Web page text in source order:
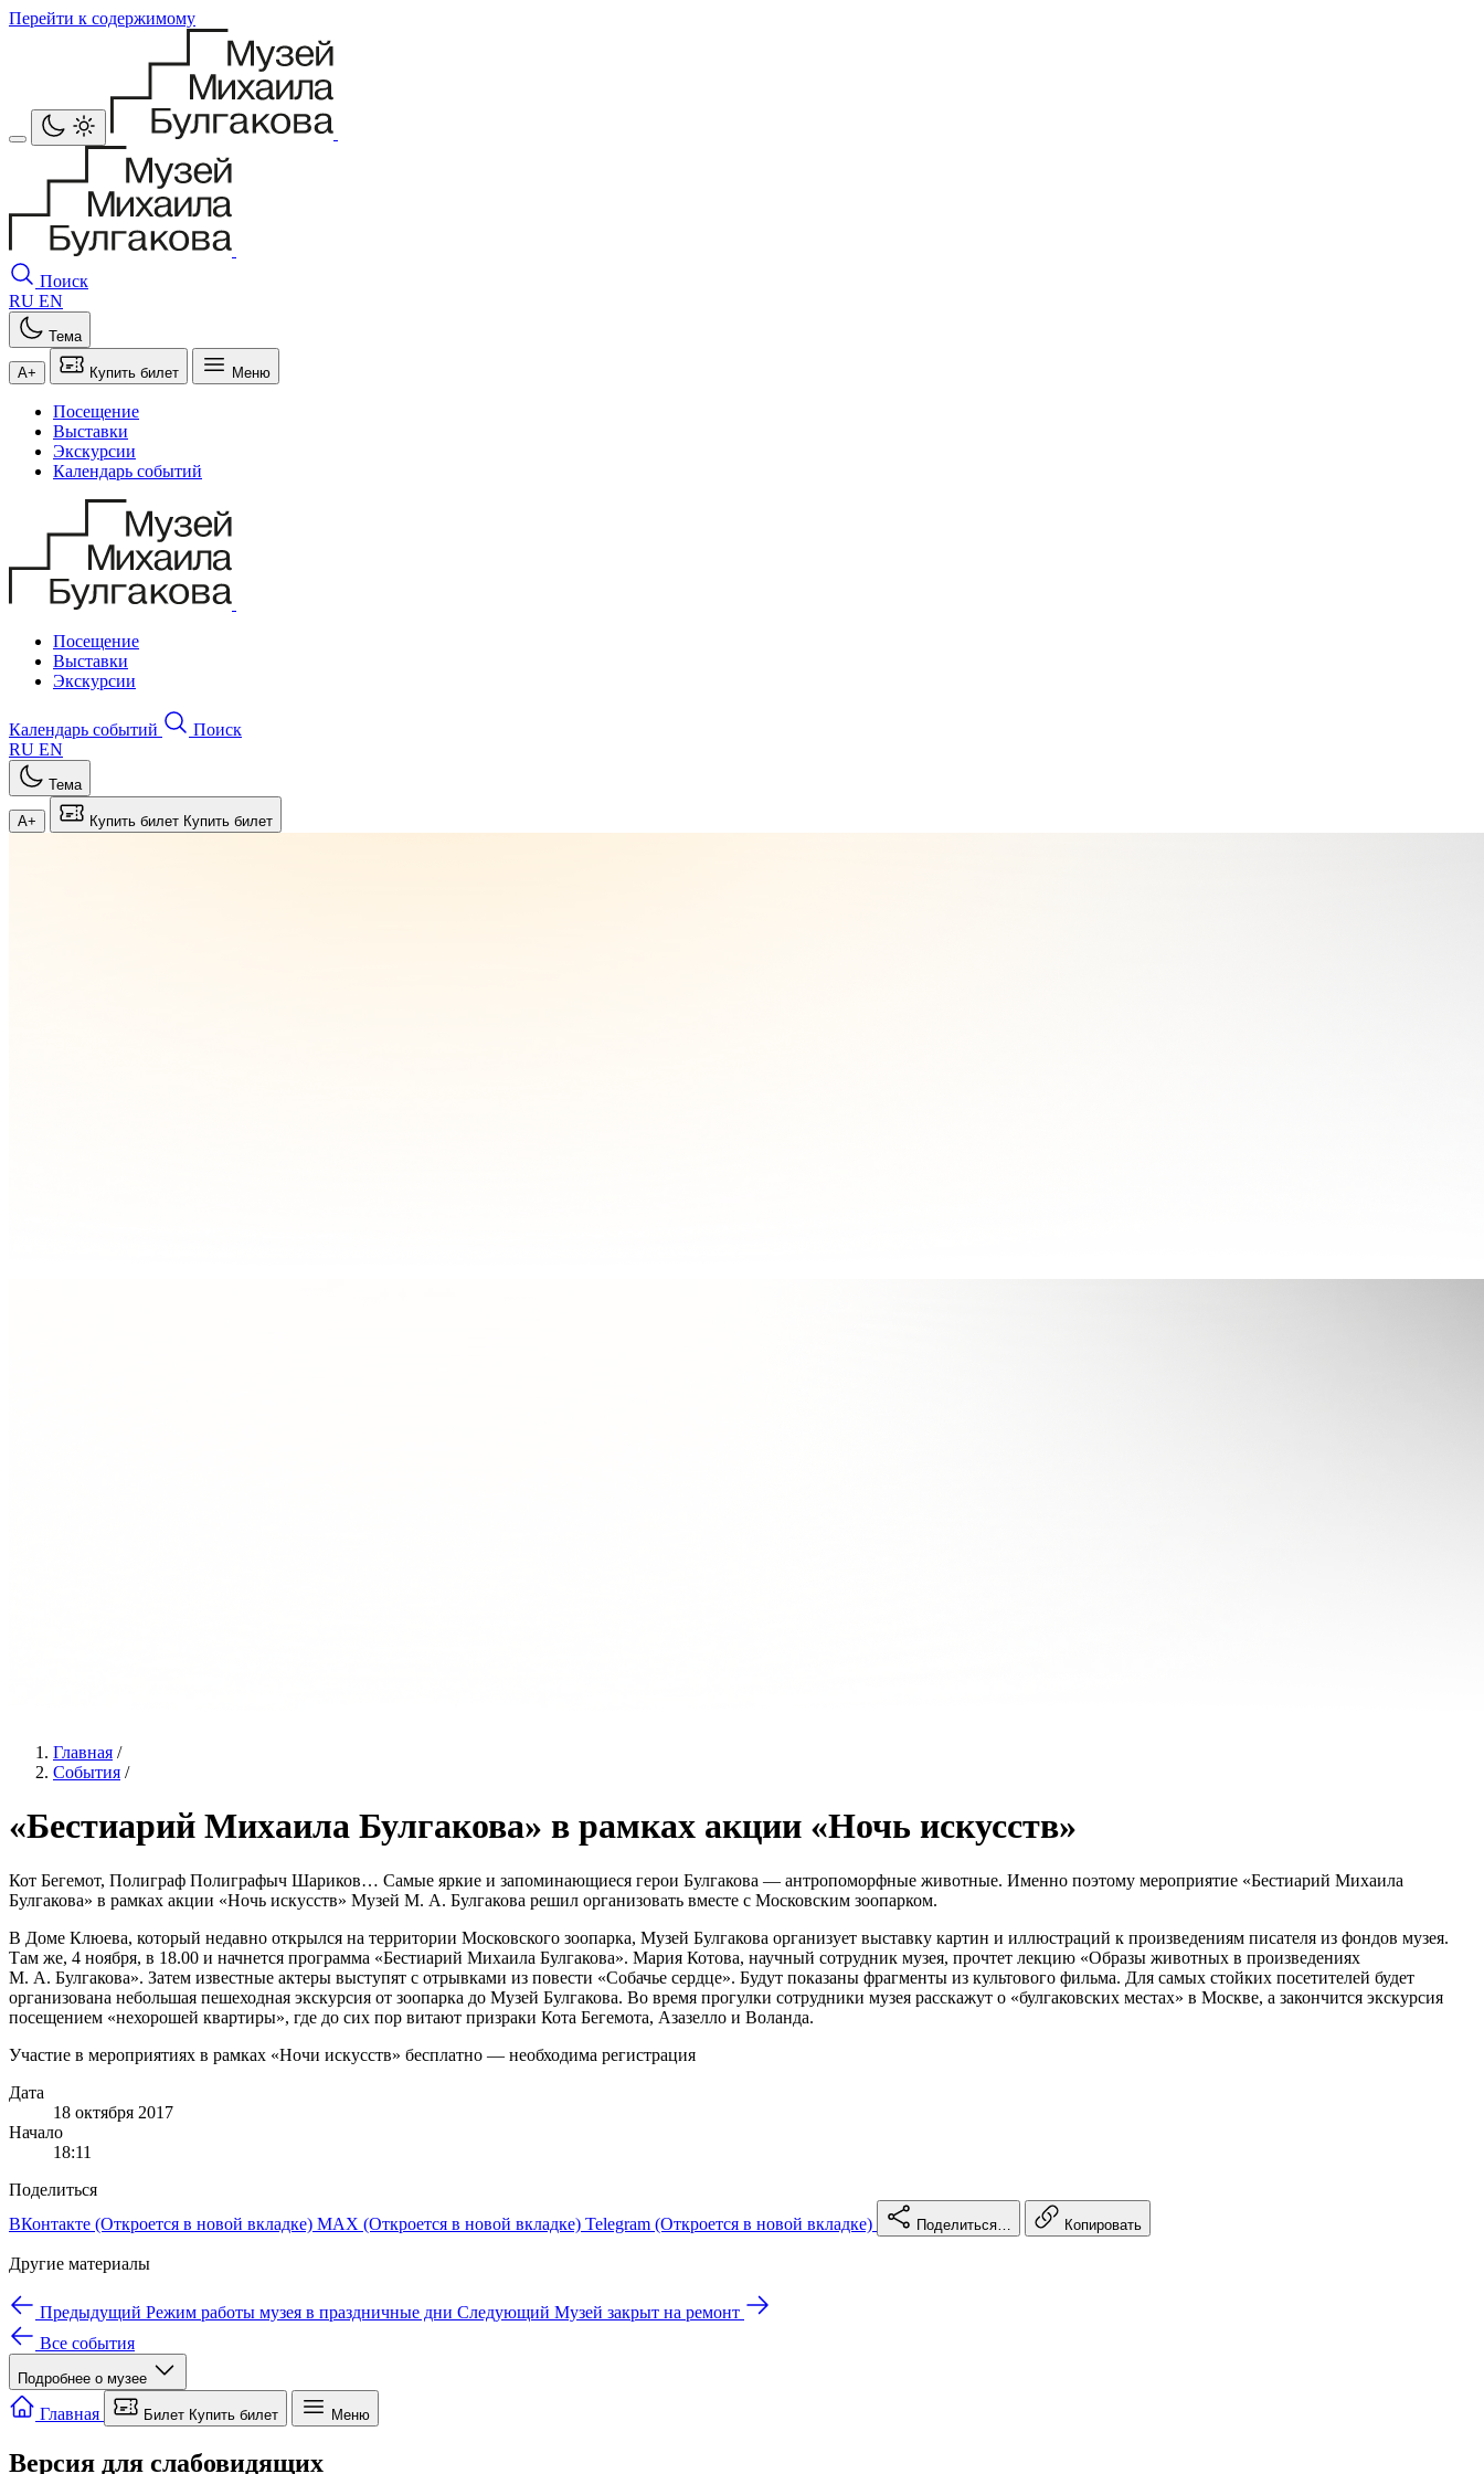
Перейти к содержимому
Поиск
RU EN
Тема
A+ Купить билет Меню
Посещение
Выставки
Экскурсии
Календарь событий
Посещение
Выставки
Экскурсии
Календарь событий
Поиск
RU EN
Тема
A+ Купить билет Купить билет
Главная /
События /
«Бестиарий Михаила Булгакова» в рамках акции «Ночь искусств»
Кот Бегемот, Полиграф Полиграфыч Шариков… Самые яркие и запоминающиеся герои Булгакова — антропоморфные животные. Именно поэтому мероприятие «Бестиарий Михаила
Булгакова» в рамках акции «Ночь искусств» Музей М. А. Булгакова решил организовать вместе с Московским зоопарком.
В Доме Клюева, который недавно открылся на территории Московского зоопарка, Музей Булгакова организует выставку картин и иллюстраций к произведениям писателя из фондов музея.
Там же, 4 ноября, в 18.00 и начнется программа «Бестиарий Михаила Булгакова». Мария Котова, научный сотрудник музея, прочтет лекцию «Образы животных в произведениях
М. А. Булгакова». Затем известные актеры выступят с отрывками из повести «Собачье сердце». Будут показаны фрагменты из культового фильма. Для самых стойких посетителей будет
организована небольшая пешеходная экскурсия от зоопарка до Музей Булгакова. Во время прогулки сотрудники музея расскажут о «булгаковских местах» в Москве, а закончится экскурсия
посещением «нехорошей квартиры», где до сих пор витают призраки Кота Бегемота, Азазелло и Воланда.
Участие в мероприятиях в рамках «Ночи искусств» бесплатно — необходима регистрация
Дата
18 октября 2017
Начало
18:11
Поделиться
ВКонтакте (Откроется в новой вкладке) MAX (Откроется в новой вкладке) Telegram (Откроется в новой вкладке) Поделиться… Копировать
Другие материалы
Предыдущий Режим работы музея в праздничные дни Следующий Музей закрыт на ремонт
Все события
Подробнее о музее
Мы используем cookie для работы сайта и аналитики.
Только необходимые Настройки cookie Принять все